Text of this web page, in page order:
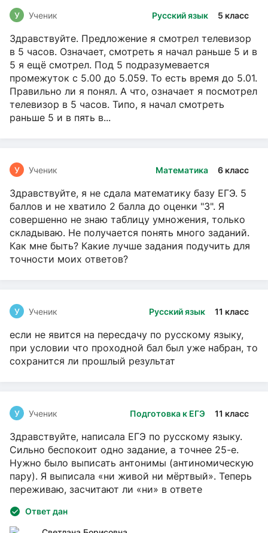
Русский язык 5 класс
У Ученик
Здравствуйте. Предложение я смотрел телевизор
в 5 часов. Означает, смотреть я начал раньше 5 и в
5 я ещё смотрел. Под 5 подразумевается
промежуток с 5.00 до 5.059. То есть время до 5.01.
Правильно ли я понял. А что, означает я посмотрел
телевизор в 5 часов. Типо, я начал смотреть
раньше 5 и в пять в...
Математика 6 класс
У Ученик
Здравствуйте, я не сдала математику базу ЕГЭ. 5
баллов и не хватило 2 балла до оценки "3". Я
совершенно не знаю таблицу умножения, только
складываю. Не получается понять много заданий.
Как мне быть? Какие лучше задания подучить для
точности моих ответов?
Русский язык 11 класс
У Ученик
если не явится на пересдачу по русскому языку,
при условии что проходной бал был уже набран, то
сохранится ли прошлый результат
Подготовка к ЕГЭ 11 класс
У Ученик
Здравствуйте, написала ЕГЭ по русскому языку.
Сильно беспокоит одно задание, а точнее 25-е.
Нужно было выписать антонимы (антиномическую
пару). Я выписала «ни живой ни мёртвый». Теперь
переживаю, засчитают ли «ни» в ответе
Ответ дан